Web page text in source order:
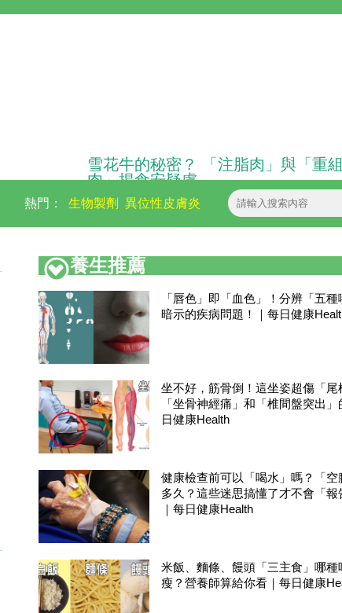
雪花牛的秘密？ 「注脂肉」與「重
肉」揭食安疑慮
異位性皮膚炎
生物製劑
熱門：
養生推薦
「唇色」即「血色」！分辨「五
暗示的疾病問題！｜每日健康
坐不好，筋骨倒！這坐姿超傷「尾
「坐骨神經痛」和「椎間盤突出
日健康Health
健康檢查前可以「喝水」嗎？「空
多久？這些迷思搞懂了才不會「報
｜每日健康Health
米飯、麵條、饅頭「三主食」哪種
瘦？營養師算給你看｜每日健康